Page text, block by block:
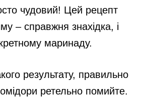
чудовий! Цей рецепт
– справжня знахідка, і
маринаду.
результату, правильно
ретельно помийте.